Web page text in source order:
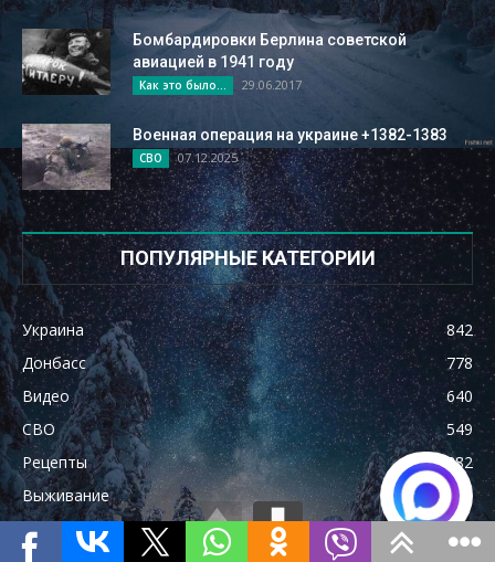
Бомбардировки Берлина советской
авиацией в 1941 году
Как это было... 29.06.2017
Военная операция на украине +1382-1383
СВО 07.12.2025
ПОПУЛЯРНЫЕ КАТЕГОРИИ
Украина
842
Донбасс
778
Видео
640
СВО
549
Рецепты
382
Выживание
369
Как это нужно делать